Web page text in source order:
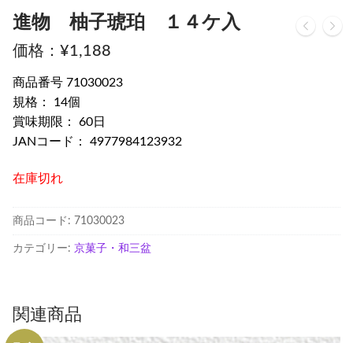
進物 柚子琥珀 １４ケ入
¥1,188
商品番号 71030023
規格： 14個
賞味期限： 60日
JANコード： 4977984123932
在庫切れ
商品コード: 71030023
カテゴリー: 京菓子・和三盆
関連商品